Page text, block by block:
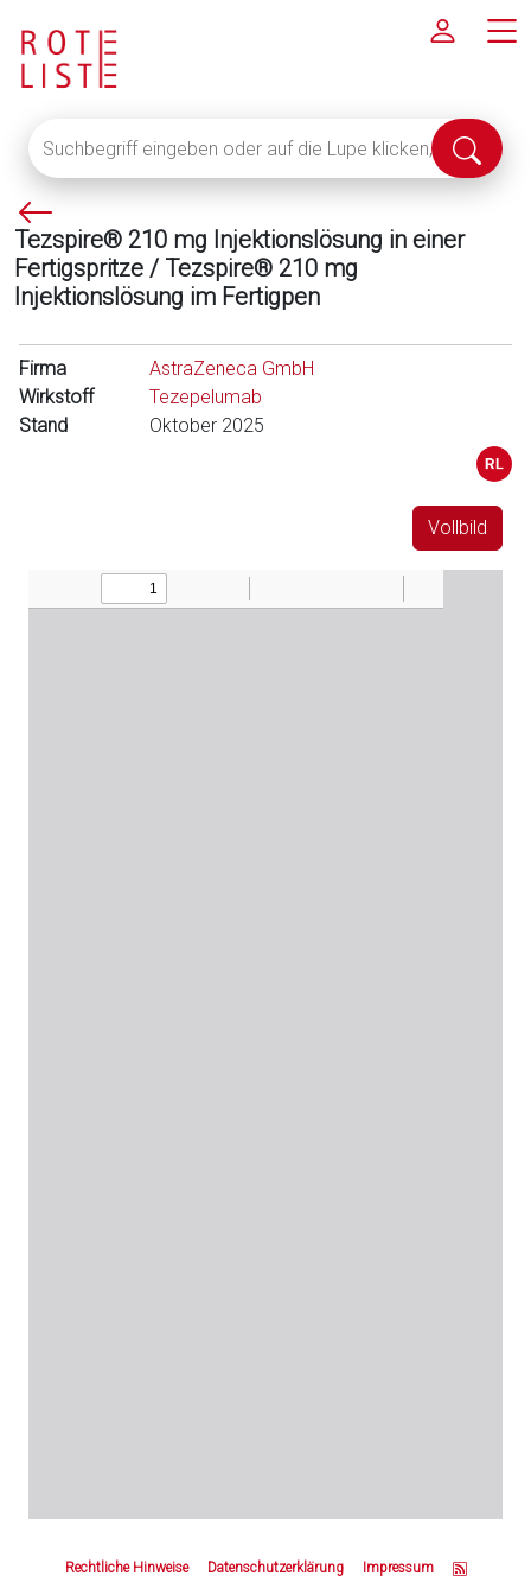
eingeben
oder
auf
die
Lupe
klicken,
alle
Fachinformationen
anzuzeigen
Suche
P
f
e
i
l
i
n
k
Tezspire® 210 mg Injektionslösung in einer
Fertigspritze / Tezspire® 210 mg
Injektionslösung im Fertigpen
Firma
AstraZeneca GmbH
Wirkstoff
Tezepelumab
Stand
Oktober 2025
Vollbild
Rechtliche Hinweise Datenschutzerklärung Impressum